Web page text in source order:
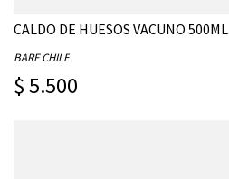
CALDO DE HUESOS VACUNO 500ML
BARF CHILE
$ 5.500